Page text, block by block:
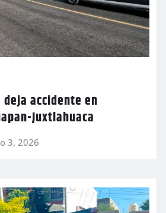
accidente en
Juxtlahuaca
3, 2026